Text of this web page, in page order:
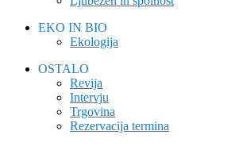
EKO IN BIO
Ekologija
OSTALO
Revija
Intervju
Trgovina
Rezervacija termina